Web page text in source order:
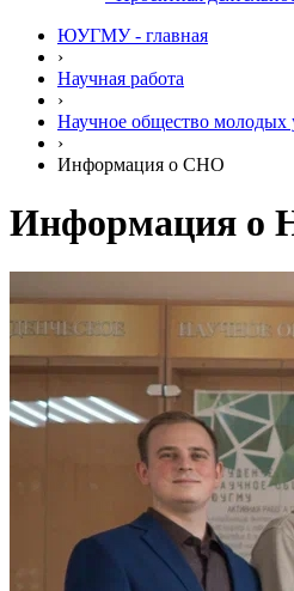
ЮУГМУ - главная
›
Научная работа
›
Научное общество молодых
›
Информация о СНО
Информация